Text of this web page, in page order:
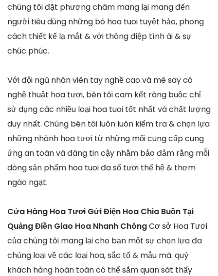
chúng tôi đặt phương châm mang lại mang đến
người tiêu dùng những bó hoa tuoi tuyệt hảo, phong
cách thiết kế lạ mắt & với thông điệp tình ái & sự
chúc phúc.
Với đội ngũ nhân viên tay nghề cao và mê say có
nghệ thuật hoa tươi, bên tôi cam kết ràng buộc chỉ
sử dụng các nhiều loại hoa tuoi tốt nhất và chất lượng
duy nhất. Chúng bên tôi luôn luôn kiểm tra & chọn lựa
những nhành hoa tươi từ những mối cung cấp cung
ứng an toàn và đáng tin cậy nhằm bảo đảm rằng mỗi
dòng sản phẩm hoa tuoi đa số tươi thế hệ & thơm
ngào ngạt.
Cửa Hàng Hoa Tươi Gửi Điện Hoa Chia Buồn Tại
Quảng Điền Giao Hoa Nhanh ChóngCơ sở Hoa Tươi
của chúng tôi mang lại cho bạn một sự chọn lựa đa
chủng loại về các loại hoa, sắc tố & mẫu mã. quý
khách hàng hoàn toàn có thể sắm quan sát thấy